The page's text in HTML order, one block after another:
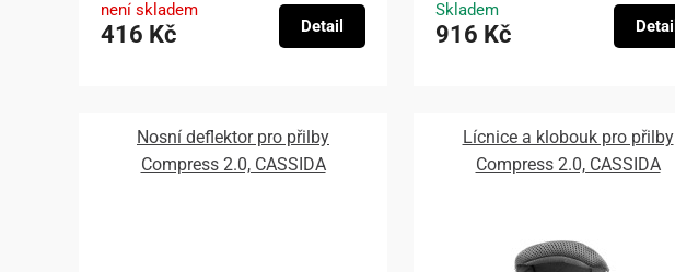
není skladem
416 Kč Detail
Skladem
916 Kč Detail
Nosní deflektor pro přilby
Compress 2.0, CASSIDA
Lícnice a klobouk pro přilby
Compress 2.0, CASSIDA